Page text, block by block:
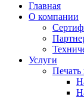
Главная
О компании
Услуги
Печать